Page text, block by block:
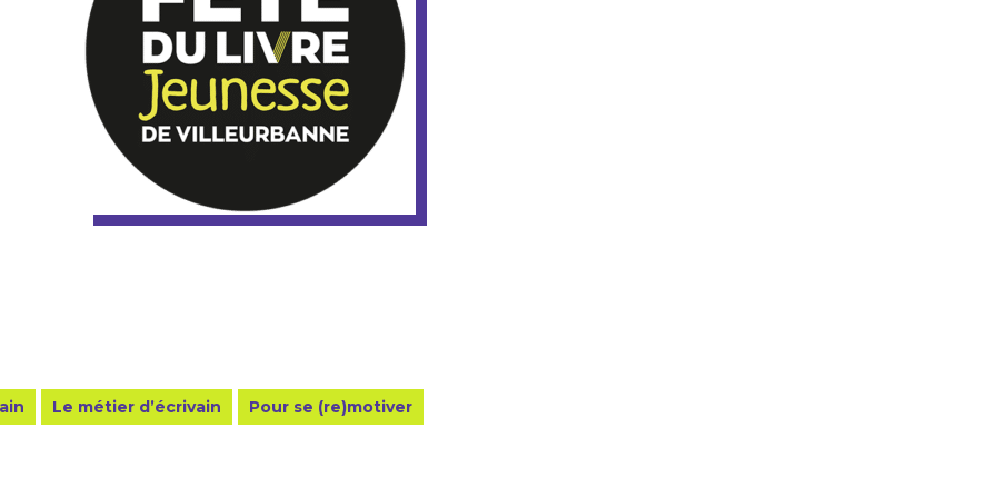
Le métier d’écrivain Pour se (re)motiver